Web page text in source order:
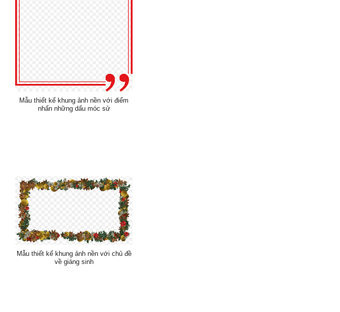
Mẫu thiết kế khung ảnh nền với điểm
nhấn những dấu móc sử
Mẫu thiết kế khung ảnh nền với chủ đề
về giáng sinh